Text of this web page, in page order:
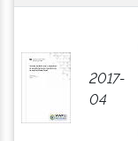
2017-
04